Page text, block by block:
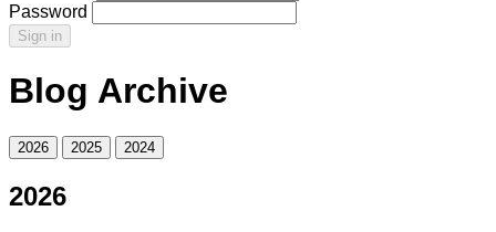
Password
Sign in
Blog Archive
2026 2025 2024
2026